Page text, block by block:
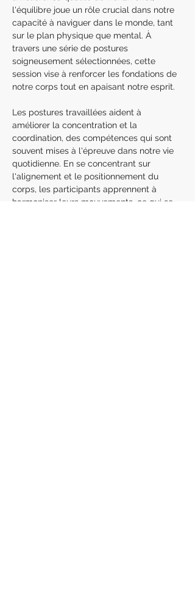
l'équilibre joue un rôle crucial dans notre
capacité à naviguer dans le monde, tant
sur le plan physique que mental. À
travers une série de postures
soigneusement sélectionnées, cette
session vise à renforcer les fondations de
notre corps tout en apaisant notre esprit.
Les postures travaillées aident à
améliorer la concentration et la
coordination, des compétences qui sont
souvent mises à l'épreuve dans notre vie
quotidienne. En se concentrant sur
l'alignement et le positionnement du
corps, les participants apprennent à
harmoniser leurs mouvements, ce qui se